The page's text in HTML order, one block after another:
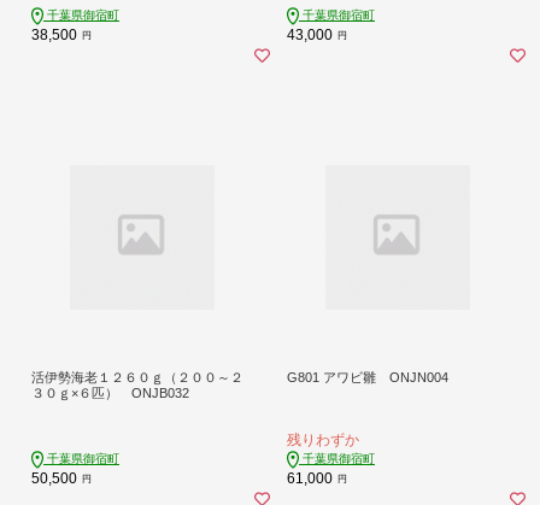
千葉県御宿町
38,500 円
千葉県御宿町
43,000 円
活伊勢海老１２６０ｇ（２００～２
３０ｇ×６匹） ONJB032
千葉県御宿町
50,500 円
G801 アワビ雛 ONJN004
残りわずか
千葉県御宿町
61,000 円